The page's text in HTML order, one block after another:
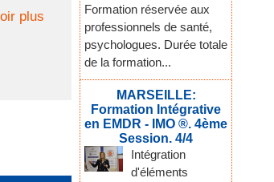
plus
Formation réservée aux
professionnels de santé,
psychologues. Durée totale
de la formation...
MARSEILLE:
Formation Intégrative
en EMDR - IMO ®. 4ème
Session. 4/4
Intégration
d'éléments